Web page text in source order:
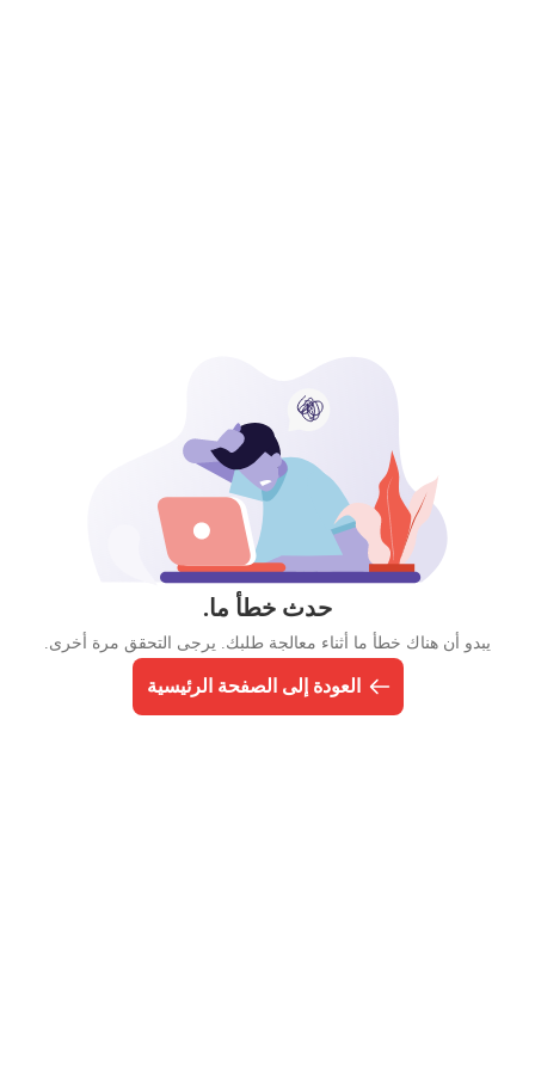
حدث خطأ ما.
يبدو أن هناك خطأ ما أثناء معالجة طلبك. يرجى التحقق مرة أخرى.
العودة إلى الصفحة الرئيسية